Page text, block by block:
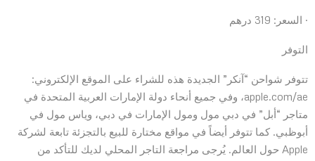
· السعر: 319 درهم
التوفر
تتوفر شواحن “آنكر” الجديدة هذه للشراء على الموقع الإلكتروني:
apple.com/ae، وفي جميع أنحاء دولة الإمارات العربية المتحدة في
متاجر “أبل” في دبي مول ومول الإمارات في دبي، وياس مول في
أبوظبي. كما تتوفر أيضاً في مواقع مختارة للبيع بالتجزئة تابعة لشركة
Apple حول العالم. يُرجى مراجعة التاجر المحلي لديك للتأكد من